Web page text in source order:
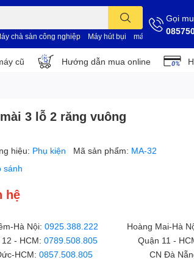
chà sàn công nghiệp Máy hút bụi máy vệ sinh nhà
Gọi
cũ Hướng dẫn mua online
3 lỗ 2 răng vuông
hiệu: Phụ kiện Mã sản phẩm: MA-32
sánh
hệ
Hà Nội:0925.388.222 Hoàng Mai-Hà
12 - HCM:0789.508.805 Quận 11 -
HCM:0857.508.805 CN Đà